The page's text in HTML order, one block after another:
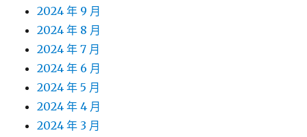
2024 年 9 月
2024 年 8 月
2024 年 7 月
2024 年 6 月
2024 年 5 月
2024 年 4 月
2024 年 3 月